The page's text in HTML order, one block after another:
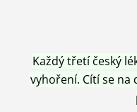
Každý třetí český
vyhoření. Cítí se na